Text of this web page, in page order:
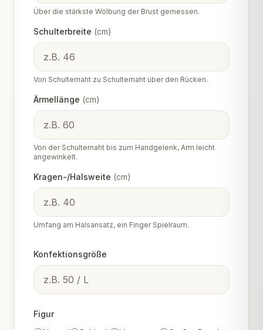
Über die stärkste Wölbung der Brust gemessen.
Schulterbreite (cm)
Von Schulternaht zu Schulternaht über den Rücken.
Ärmellänge (cm)
Von der Schulternaht bis zum Handgelenk, Arm leicht
angewinkelt.
Kragen-/Halsweite (cm)
Umfang am Halsansatz, ein Finger Spielraum.
Konfektionsgröße
Figur